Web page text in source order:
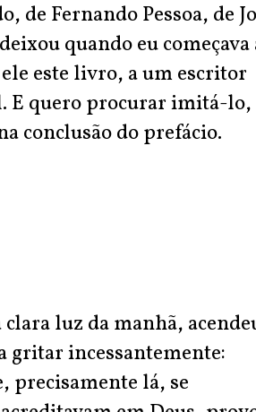
de Fernando Pessoa, de
quando eu começava
este livro, a um escritor
E quero procurar imitá-lo,
conclusão do prefácio.
luz da manhã,
gritar incessantemente:
precisamente lá, se